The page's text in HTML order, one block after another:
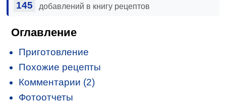
145 добавлений в книгу рецептов
Оглавление
Приготовление
Похожие рецепты
Комментарии (2)
Фотоотчеты